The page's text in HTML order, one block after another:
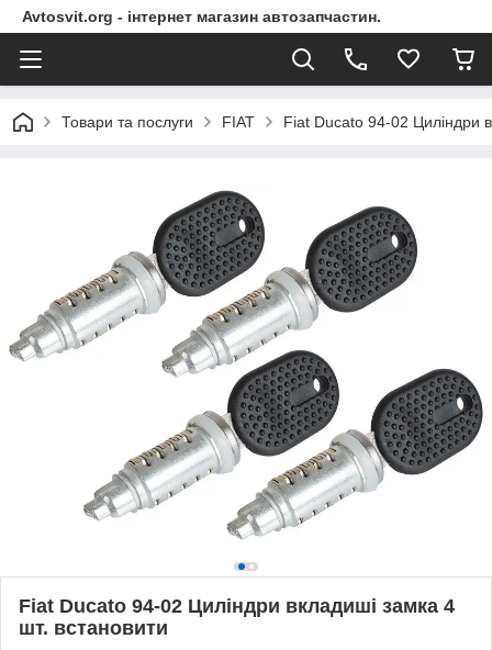
Avtosvit.org - інтернет магазин автозапчастин.
Товари та послуги FIAT Fiat Ducato 94-02 Циліндри
Fiat Ducato 94-02 Циліндри вкладиші замка 4
шт. встановити